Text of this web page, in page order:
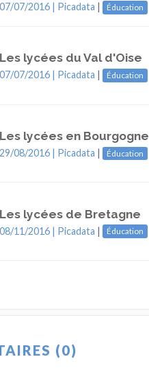
07/07/2016 | Picadata | Éducation
Les lycées du Val d'Oise
07/07/2016 | Picadata | Éducation
Les lycées en Bourgogne
29/08/2016 | Picadata | Éducation
Les lycées de Bretagne
08/11/2016 | Picadata | Éducation
(0)